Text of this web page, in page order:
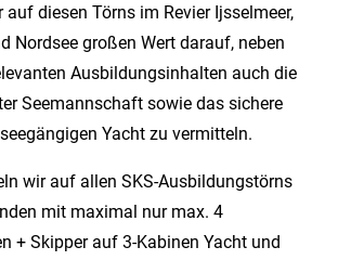
auf diesen Törns im Revier Ijsselmeer,
Nordsee großen Wert darauf, neben
Ausbildungsinhalten auch die
Seemannschaft sowie das sichere
Yacht zu vermitteln.
wir auf allen SKS-Ausbildungstörns
mit maximal nur max. 4
+ Skipper auf 3-Kabinen Yacht und